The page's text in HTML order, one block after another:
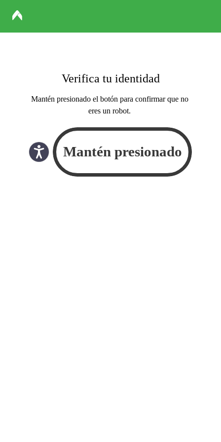
Verifica tu identidad
Mantén presionado el botón para confirmar que no
eres un robot.